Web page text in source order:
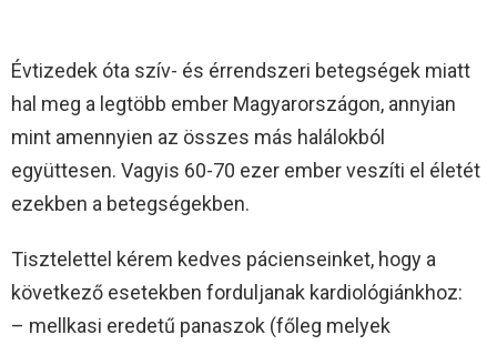
Évtizedek óta szív- és érrendszeri betegségek miatt
hal meg a legtöbb ember Magyarországon, annyian
mint amennyien az összes más halálokból
együttesen. Vagyis 60-70 ezer ember veszíti el életét
ezekben a betegségekben.
Tisztelettel kérem kedves pácienseinket, hogy a
következő esetekben forduljanak kardiológiánkhoz:
– mellkasi eredetű panaszok (főleg melyek